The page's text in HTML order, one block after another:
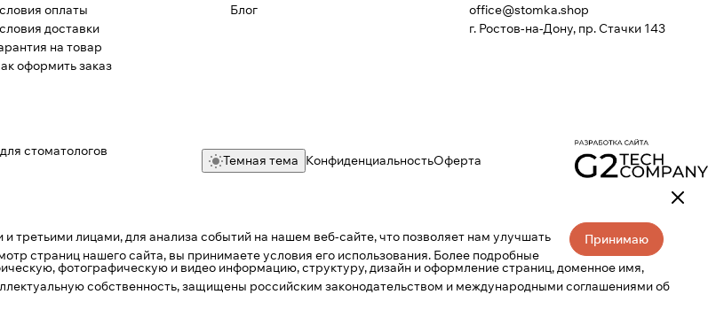
оплаты
доставки
на товар
оформить заказ
Блог
office@stomka.shop
г. Ростов-на-Дону, пр. Стачки 143
стоматологов
Темная тема КонфиденциальностьОферта
фотографическую и видео информацию, структуру, дизайн и оформление страниц, доменное имя,
собственность, защищены российским законодательством и международными соглашениями об
лицами, для анализа событий на нашем веб-сайте, что позволяет нам улучшать
страниц нашего сайта, вы принимаете условия его использования. Более подробные
Принимаю